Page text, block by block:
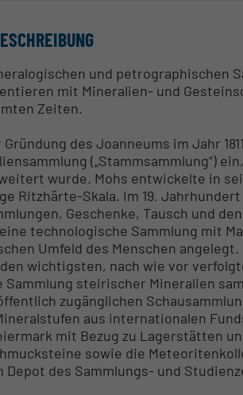
und petrographischen
mit Mineralien- und
Zeiten.
Gründung des Joanneums im Jahr
(„Stammsammlung“)
wurde. Mohs entwickelte in
Ritzhärte-Skala. Im 19.
Geschenke, Tausch und
technologische Sammlung mit
Umfeld des Menschen angelegt.
wichtigsten, nach wie vor
Sammlung steirischer Mineralien
zugänglichen
aus internationalen
mit Bezug zu Lagerstätten
sowie die
Depot des Sammlungs- und